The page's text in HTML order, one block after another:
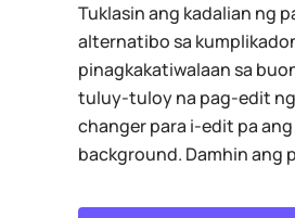
Tuklasin ang kadalian ng
alternatibo sa
pinagkakatiwalaan sa
tuluy-tuloy na pag-edit
changer para i-edit pa
background. Damhin ang